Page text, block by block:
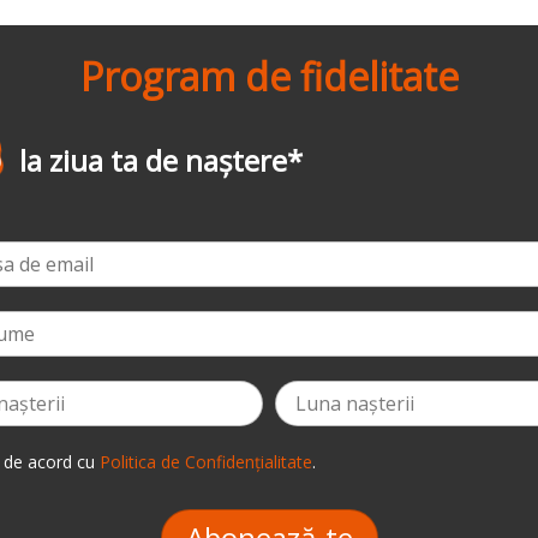
Program de fidelitate
-3% la prima comandă
acord cu Politica de Confidențialitate.